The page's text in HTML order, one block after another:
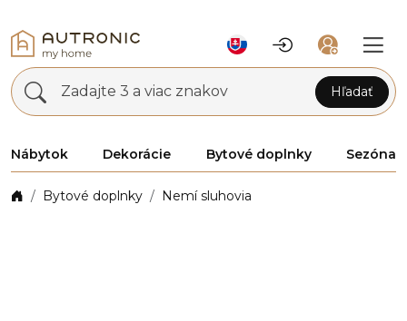
Zadajte 3 a viac znakov Hľadať
Nábytok Dekorácie Bytové doplnky Sezóna
Bytové doplnky Nemí sluhovia